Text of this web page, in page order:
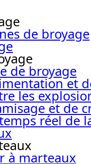
de broyage
de broyage
et
les
et de
réel de
à marteaux